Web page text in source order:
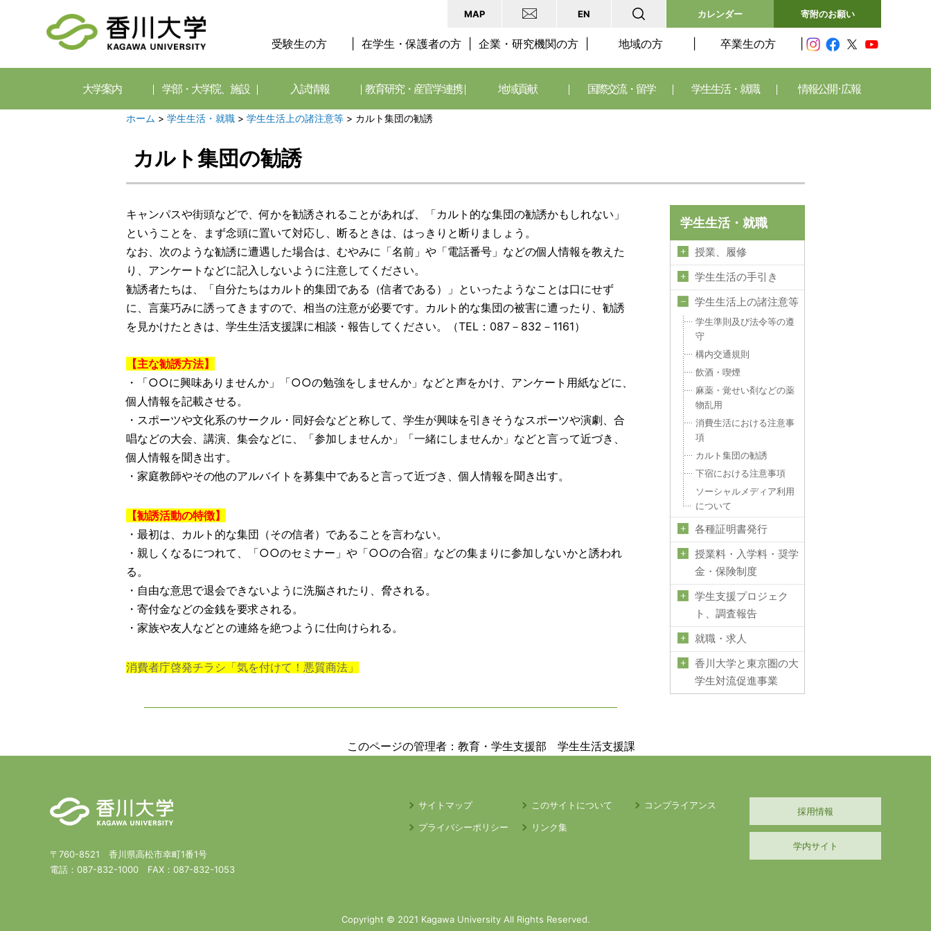
MAP EN カレンダー 寄附のお願い
受験生の方 在学生・保護者の方 企業・研究機関の方 地域の方 卒業生の方
大学案内 学部・大学院、施設 入試情報 教育研究・産官学連携 地域貢献 国際交流・留学 学生生活・就職 情報公開･広報
ホーム > 学生生活・就職 > 学生生活上の諸注意等 > カルト集団の勧誘
カルト集団の勧誘
キャンパスや街頭などで、何かを勧誘されることがあれば、「カルト的な集団の勧誘かもしれない」
ということを、まず念頭に置いて対応し、断るときは、はっきりと断りましょう。
なお、次のような勧誘に遭遇した場合は、むやみに「名前」や「電話番号」などの個人情報を教えた
り、アンケートなどに記入しないように注意してください。
勧誘者たちは、「自分たちはカルト的集団である（信者である）」といったようなことは口にせず
に、言葉巧みに誘ってきますので、相当の注意が必要です。カルト的な集団の被害に遭ったり、勧誘
を見かけたときは、学生生活支援課に相談・報告してください。（TEL：087－832－1161）
【主な勧誘方法】
・「○○に興味ありませんか」「○○の勉強をしませんか」などと声をかけ、アンケート用紙などに、
個人情報を記載させる。
・スポーツや文化系のサークル・同好会などと称して、学生が興味を引きそうなスポーツや演劇、合
唱などの大会、講演、集会などに、「参加しませんか」「一緒にしませんか」などと言って近づき、
個人情報を聞き出す。
・家庭教師やその他のアルバイトを募集中であると言って近づき、個人情報を聞き出す。
【勧誘活動の特徴】
・最初は、カルト的な集団（その信者）であることを言わない。
・親しくなるにつれて、「○○のセミナー」や「○○の合宿」などの集まりに参加しないかと誘われ
る。
・自由な意思で退会できないように洗脳されたり、脅される。
・寄付金などの金銭を要求される。
・家族や友人などとの連絡を絶つように仕向けられる。
消費者庁啓発チラシ「気を付けて！悪質商法」
このページの管理者：教育・学生支援部 学生生活支援課
学生生活・就職
授業、履修
学生生活の手引き
学生生活上の諸注意等
学生準則及び法令等の遵
守
構内交通規則
飲酒・喫煙
麻薬・覚せい剤などの薬
物乱用
消費生活における注意事
項
カルト集団の勧誘
下宿における注意事項
ソーシャルメディア利用
について
各種証明書発行
授業料・入学料・奨学
金・保険制度
学生支援プロジェク
ト、調査報告
就職・求人
香川大学と東京圏の大
学生対流促進事業
〒760-8521 香川県高松市幸町1番1号
電話： 087-832-1000 FAX： 087-832-1053
サイトマップ このサイトについて
コンプライアンス
プライバシーポリシー
リンク集
採用情報
学内サイト
Copyright © 2021 Kagawa University All Rights Reserved.